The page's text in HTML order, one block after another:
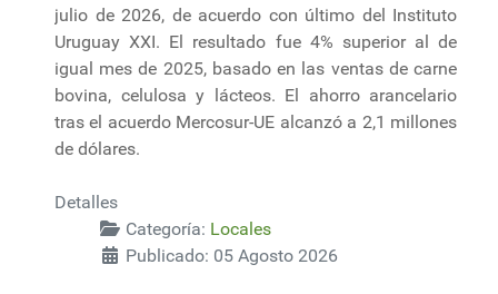
julio de 2026, de acuerdo con último del Instituto
Uruguay XXI. El resultado fue 4% superior al de
igual mes de 2025, basado en las ventas de carne
bovina, celulosa y lácteos. El ahorro arancelario
tras el acuerdo Mercosur-UE alcanzó a 2,1 millones
de dólares.
Detalles
Categoría: Locales
Publicado: 05 Agosto 2026